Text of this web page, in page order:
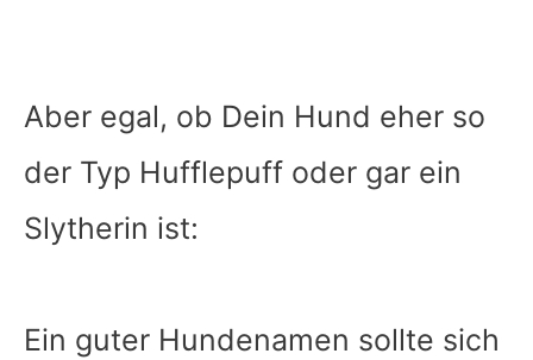
Aber egal, ob Dein Hund eher so
der Typ Hufflepuff oder gar ein
Slytherin ist:
Ein guter Hundenamen sollte sich